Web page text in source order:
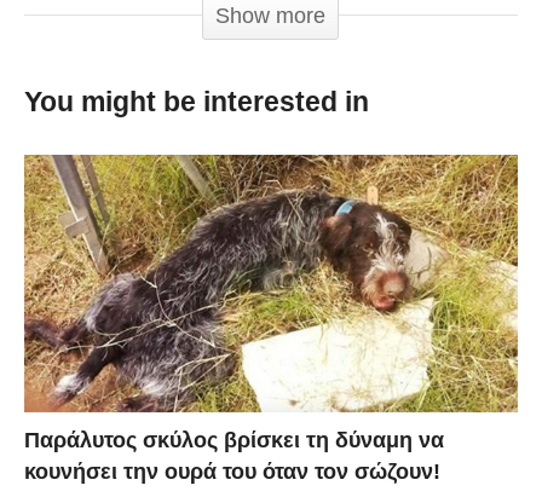
μας χωρίς να σκέφτονται την δική τους ζωή.
Show more
You might be interested in
Παράλυτος σκύλος βρίσκει τη δύναμη να
κουνήσει την ουρά του όταν τον σώζουν!